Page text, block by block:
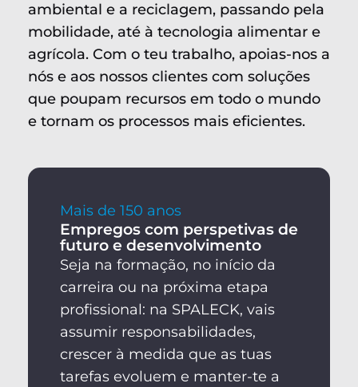
ambiental e a reciclagem, passando pela
mobilidade, até à tecnologia alimentar e
agrícola. Com o teu trabalho, apoias-nos a
nós e aos nossos clientes com soluções
que poupam recursos em todo o mundo
e tornam os processos mais eficientes.
Mais de 150 anos
Empregos com perspetivas de
futuro e desenvolvimento
Seja na formação, no início da
carreira ou na próxima etapa
profissional: na SPALECK, vais
assumir responsabilidades,
crescer à medida que as tuas
tarefas evoluem e manter-te a